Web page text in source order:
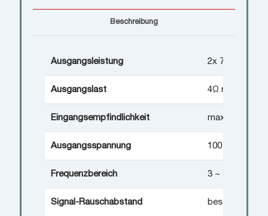
Beschreibung
Ausgangsleistung 2x 720/500 W
Ausgangslast 4Ω min.; 20Ω
Eingangsempfindlichkeit max. 775 mV
Ausgangsspannung 100 V
Frequenzbereich 3 ~ 35.000 Hz
Signal-Rauschabstand besser als 90